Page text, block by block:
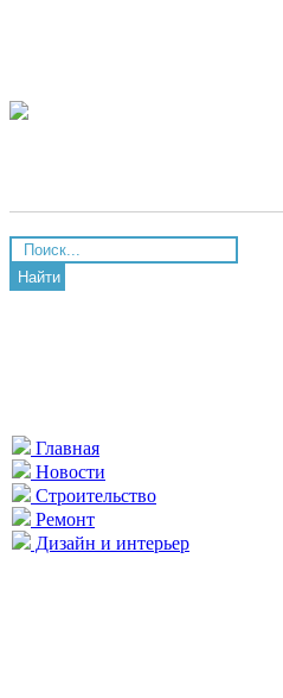
Найти
Главная
Новости
Строительство
Ремонт
Дизайн и интерьер